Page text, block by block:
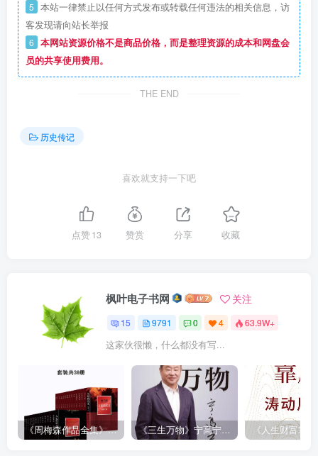
5 本站一律禁止以任何方式发布或转载任何违法的相关信息，访
客发现请向站长举报
6 本网站资源价格不是商品价格，而是整理资源的成本和网盘会
员的共享使用费用。
THE END
历史传记
喜欢就支持一下吧
点赞13 赞赏 分享 收藏
枫叶电子书网 关注
15 9791 0 4 63.9W+
这家伙很懒，什么都没有写...
《周梅森作品全集》[共30册] 《三生万物》宁高宁（epub+mobi+azw3+pdf）